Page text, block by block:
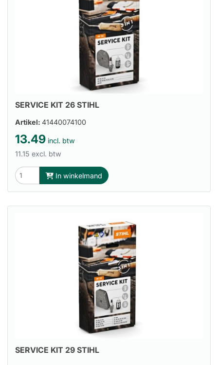
SERVICE KIT 26 STIHL
Artikel: 41440074100
13.49 incl. btw
11.15 excl. btw
In winkelmand
SERVICE KIT 29 STIHL